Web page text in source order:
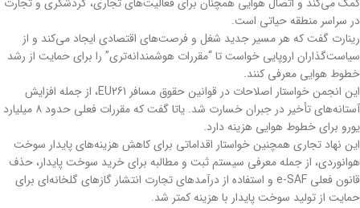
کمک می‌کند و اتصال هوایی همچنان برای فعالیت‌های تجاری، گردشگری و تجارت
در سراسر منطقه حیاتی است.
رینارت گفت که هر مسیر جدید شغل و فرصت‌های اقتصادی ایجاد می‌کند و از
سیاست‌گذاران اروپایی خواست تا “مقررات هوشمندانه‌تری” را برای حمایت از رشد
خطوط هوایی معرفی کنند.
این انجمن خواستار اصلاحات در قوانین حقوق مسافر EU261، از جمله افزایش
آستانه‌های تأخیر در جبران خسارت شد. یاتا گفت که مقررات فعلی حدود ۸ میلیارد
یورو برای خطوط هوایی هزینه دارد.
این نهاد تجاری همچنین خواستار اقداماتی برای کاهش هزینه‌های پایدار سوخت
هوانوردی، از جمله معرفی سیستم ثبت و مطالبه برای خرید سوخت پایدار، حذف
قانون فعلی e-SAF و استفاده از درآمدهای تجارت انتشار گازهای گلخانه‌ای برای
حمایت از تولید سوخت پایدار با هزینه کمتر شد.